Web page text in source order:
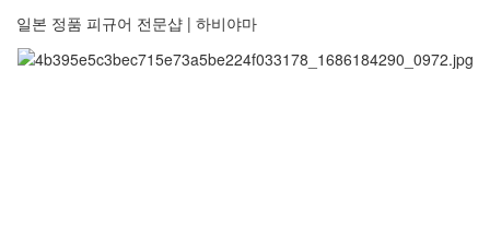
일본 정품 피규어 전문샵 | 하비야마